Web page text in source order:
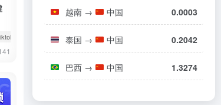
# 健康状态 # 状态检测
越南 → 中国 0.0003
泰国 → 中国 0.2042
巴西 → 中国 1.3274